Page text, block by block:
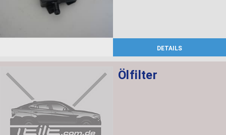
DETAILS
Ölfilter